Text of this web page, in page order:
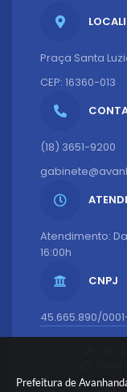
Prefeitura de
Praça Santa
CEP: 16360-013
(18) 3651-9200
Atendimento:
16:00h
CNPJ
45.665.890/